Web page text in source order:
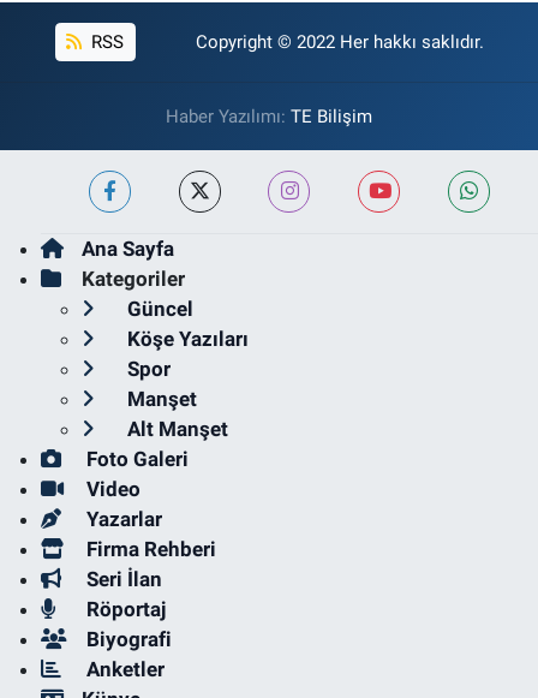
RSS Copyright © 2022 Her hakkı saklıdır.
Haber Yazılımı: TE Bilişim
Ana Sayfa
Kategoriler
Güncel
Köşe Yazıları
Spor
Manşet
Alt Manşet
Foto Galeri
Video
Yazarlar
Firma Rehberi
Seri İlan
Röportaj
Biyografi
Anketler